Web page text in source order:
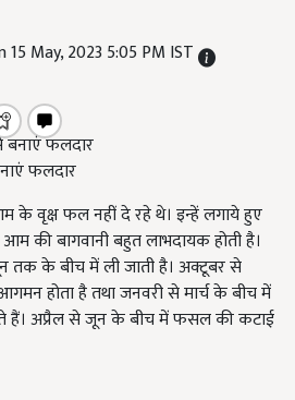
15 May, 2023 5:05 PM IST
फलदार
के वृक्ष फल नहीं दे रहे थे। इन्हें लगाये हुए
की बागवानी बहुत लाभदायक होती है।
के बीच में ली जाती है। अक्टूबर से
होता है तथा जनवरी से मार्च के बीच में
हैं। अप्रैल से जून के बीच में फसल की कटाई